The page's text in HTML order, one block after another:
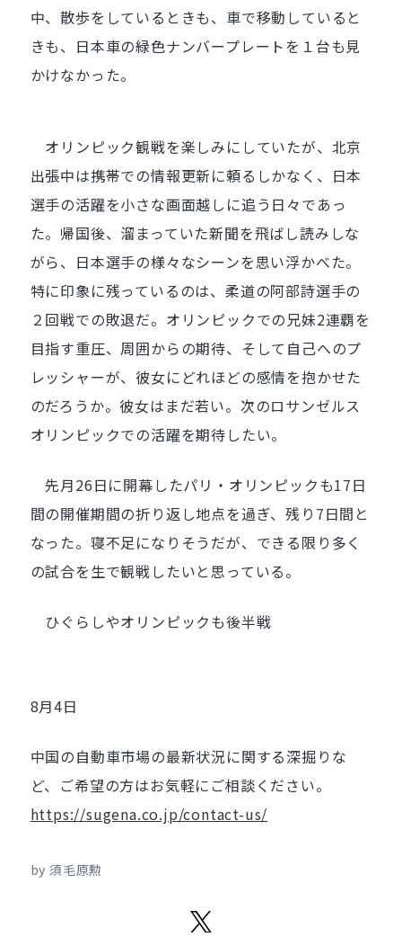
中、散歩をしているときも、車で移動していると
きも、日本車の緑色ナンバープレートを１台も見
かけなかった。
オリンピック観戦を楽しみにしていたが、北京
出張中は携帯での情報更新に頼るしかなく、日本
選手の活躍を小さな画面越しに追う日々であっ
た。帰国後、溜まっていた新聞を飛ばし読みしな
がら、日本選手の様々なシーンを思い浮かべた。
特に印象に残っているのは、柔道の阿部詩選手の
２回戦での敗退だ。オリンピックでの兄妹2連覇を
目指す重圧、周囲からの期待、そして自己へのプ
レッシャーが、彼女にどれほどの感情を抱かせた
のだろうか。彼女はまだ若い。次のロサンゼルス
オリンピックでの活躍を期待したい。
先月26日に開幕したパリ・オリンピックも17日
間の開催期間の折り返し地点を過ぎ、残り7日間と
なった。寝不足になりそうだが、できる限り多く
の試合を生で観戦したいと思っている。
ひぐらしやオリンピックも後半戦
8月4日
中国の自動車市場の最新状況に関する深掘りな
ど、ご希望の方はお気軽にご相談ください。
https://sugena.co.jp/contact-us/
by 須毛原勲